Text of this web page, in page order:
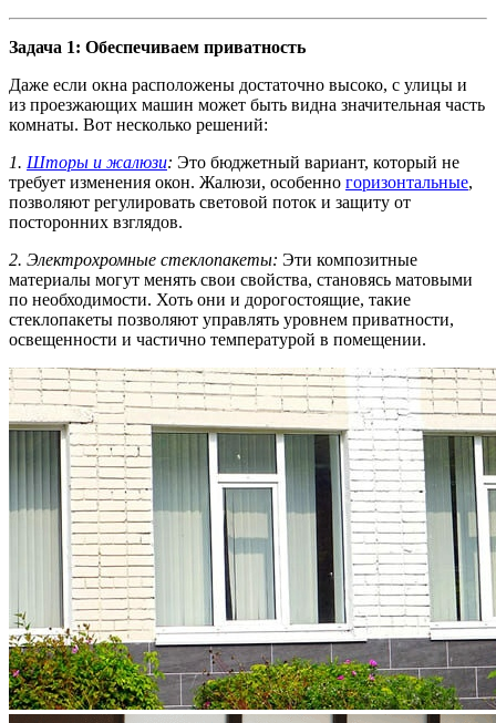
Задача 1: Обеспечиваем приватность
Даже если окна расположены достаточно высоко, с улицы и
из проезжающих машин может быть видна значительная часть
комнаты. Вот несколько решений:
1. Шторы и жалюзи: Это бюджетный вариант, который не
требует изменения окон. Жалюзи, особенно горизонтальные,
позволяют регулировать световой поток и защиту от
посторонних взглядов.
2. Электрохромные стеклопакеты: Эти композитные
материалы могут менять свои свойства, становясь матовыми
по необходимости. Хоть они и дорогостоящие, такие
стеклопакеты позволяют управлять уровнем приватности,
освещенности и частично температурой в помещении.